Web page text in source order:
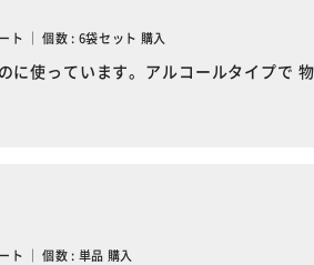
ト ｜ 個数 : 6袋セット 購入
に使っています。アルコールタイプで
ト ｜ 個数 : 単品 購入